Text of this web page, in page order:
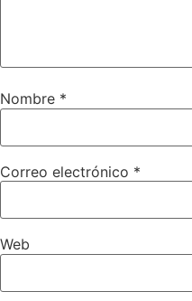
Nombre *
Correo electrónico *
Web